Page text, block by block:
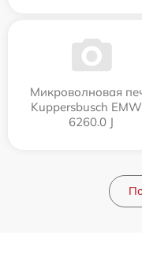
Микроволновая
Kuppersbusch
6260.0 J